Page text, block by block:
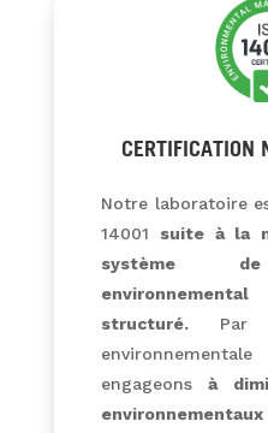
Notre laboratoire
14001 suite à la
système de
structuré. Par
engageonsà